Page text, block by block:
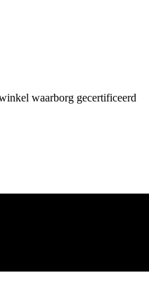
waarborg gecertificeerd